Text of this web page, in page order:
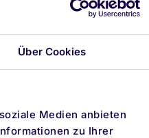
Über Cookies
Medien anbieten
zu Ihrer
Inflation, werden
Hebel des Zinseszinses
historisch höhere
Denn dann sind die